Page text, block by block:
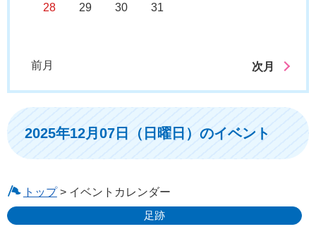
28 29 30 31
前月 次月
2025年12月07日（日曜日）のイベント
トップ> イベントカレンダー
足跡